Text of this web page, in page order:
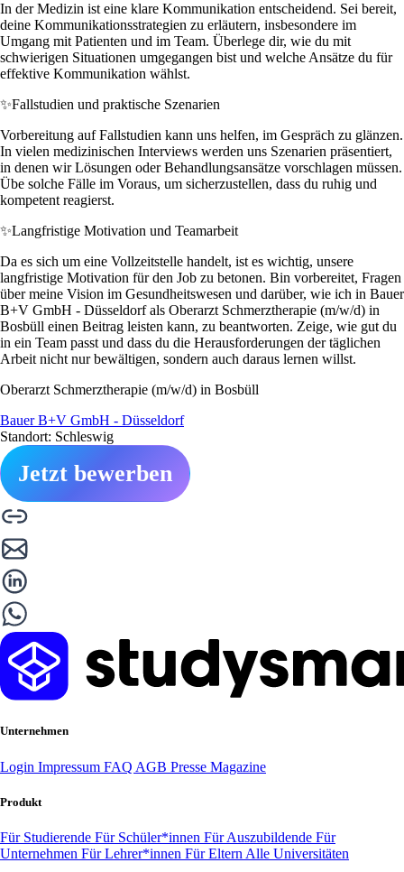
In der Medizin ist eine klare Kommunikation entscheidend. Sei bereit,
deine Kommunikationsstrategien zu erläutern, insbesondere im
Umgang mit Patienten und im Team. Überlege dir, wie du mit
schwierigen Situationen umgegangen bist und welche Ansätze du für
effektive Kommunikation wählst.
✨Fallstudien und praktische Szenarien
Vorbereitung auf Fallstudien kann uns helfen, im Gespräch zu glänzen.
In vielen medizinischen Interviews werden uns Szenarien präsentiert,
in denen wir Lösungen oder Behandlungsansätze vorschlagen müssen.
Übe solche Fälle im Voraus, um sicherzustellen, dass du ruhig und
kompetent reagierst.
✨Langfristige Motivation und Teamarbeit
Da es sich um eine Vollzeitstelle handelt, ist es wichtig, unsere
langfristige Motivation für den Job zu betonen. Bin vorbereitet, Fragen
über meine Vision im Gesundheitswesen und darüber, wie ich in Bauer
B+V GmbH - Düsseldorf als Oberarzt Schmerztherapie (m/w/d) in
Bosbüll einen Beitrag leisten kann, zu beantworten. Zeige, wie gut du
in ein Team passt und dass du die Herausforderungen der täglichen
Arbeit nicht nur bewältigen, sondern auch daraus lernen willst.
Oberarzt Schmerztherapie (m/w/d) in Bosbüll
Bauer B+V GmbH - Düsseldorf
Standort: Schleswig
Jetzt bewerben
Unternehmen
Login Impressum FAQ AGB Presse Magazine
Produkt
Für Studierende Für Schüler*innen Für Auszubildende Für
Unternehmen Für Lehrer*innen Für Eltern Alle Universitäten